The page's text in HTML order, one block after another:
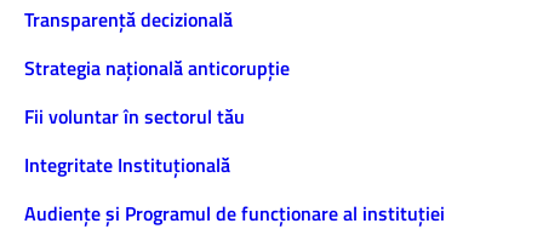
Transparență decizională
Strategia națională anticorupție
Fii voluntar în sectorul tău
Integritate Instituțională
Audiențe și Programul de funcționare al instituției